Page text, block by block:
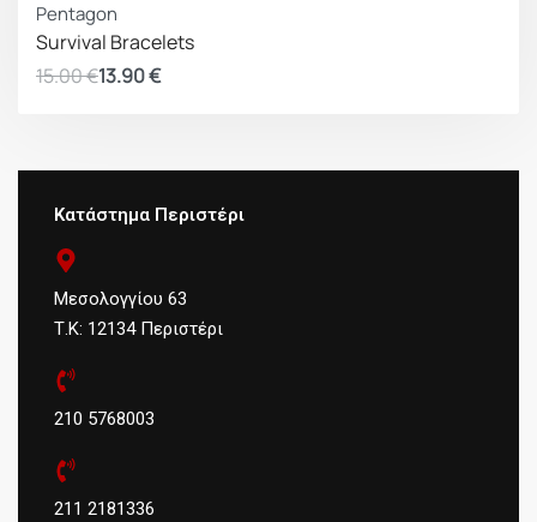
Pentagon
Survival Bracelets
15.00€13.90€
Κατάστημα Περιστέρι
Μεσολογγίου 63
Τ.Κ: 12134 Περιστέρι
210 5768003
211 2181336